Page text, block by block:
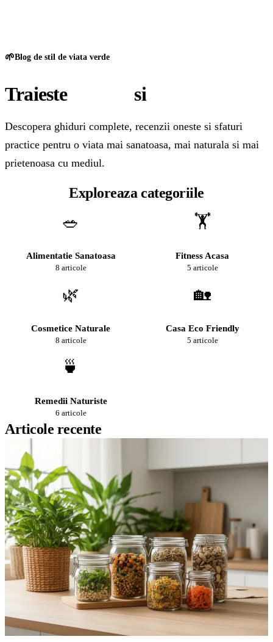
🌱Blog de stil de viata verde
Traieste si
Descopera ghiduri complete, recenzii oneste si sfaturi
practice pentru o viata mai sanatoasa, mai naturala si mai
prietenoasa cu mediul.
Exploreaza categoriile
🥗
Alimentatie Sanatoasa
8 articole
🏋️
Fitness Acasa
5 articole
🌿
Cosmetice Naturale
8 articole
🏡
Casa Eco Friendly
5 articole
🍵
Remedii Naturiste
6 articole
Articole recente